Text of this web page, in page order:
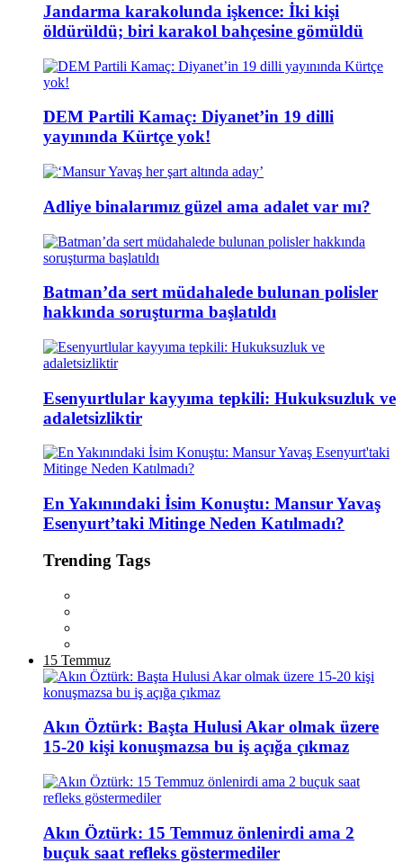
Jandarma karakolunda işkence: İki kişi
öldürüldü; biri karakol bahçesine gömüldü
DEM Partili Kamaç: Diyanet’in 19 dilli
yayınında Kürtçe yok!
Adliye binalarımız güzel ama adalet var mı?
Batman’da sert müdahalede bulunan polisler
hakkında soruşturma başlatıldı
Esenyurtlular kayyıma tepkili: Hukuksuzluk ve
adaletsizliktir
En Yakınındaki İsim Konuştu: Mansur Yavaş
Esenyurt’taki Mitinge Neden Katılmadı?
Trending Tags
15 Temmuz
Akın Öztürk: Başta Hulusi Akar olmak üzere
15-20 kişi konuşmazsa bu iş açığa çıkmaz
Akın Öztürk: 15 Temmuz önlenirdi ama 2
buçuk saat refleks göstermediler